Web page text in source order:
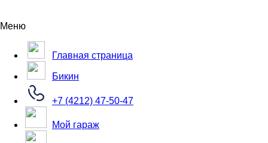
Меню
Главная страница
Бикин
+7 (4212) 47-50-47
Мой гараж